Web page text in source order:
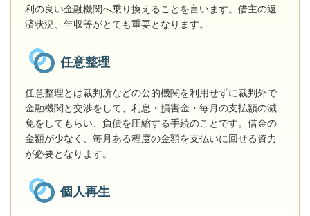
利の良い金融機関へ乗り換えることを言います。借主の返
済状況、年収等がとても重要となります。
任意整理
任意整理とは裁判所などの公的機関を利用せずに裁判外で
金融機関と交渉をして、利息・損害金・毎月の支払額の減
免をしてもらい、負債を圧縮する手続のことです。借金の
金額が少なく、毎月ある程度の金額を支払いに回せる資力
が必要となります。
個人再生